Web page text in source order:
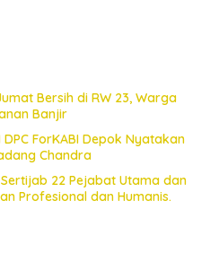
Bersih di RW 23, Warga
Banjir
ForKABI Depok Nyatakan
Chandra
22 Pejabat Utama dan
Profesional dan Humanis.